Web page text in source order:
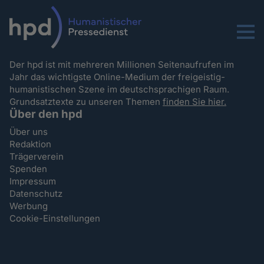
Menu
Der hpd ist mit mehreren Millionen Seitenaufrufen im
Jahr das wichtigste Online-Medium der freigeistig-
humanistischen Szene im deutschsprachigen Raum.
Grundsatztexte zu unseren Themenfinden Sie hier.
Über den hpd
Über uns
Redaktion
Trägerverein
Spenden
Impressum
Datenschutz
Werbung
Cookie-Einstellungen